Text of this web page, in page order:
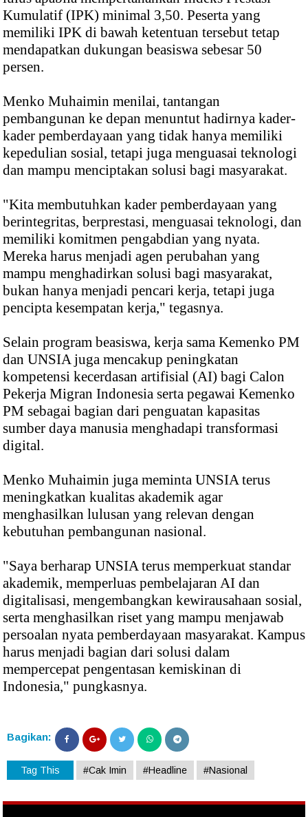
Kumulatif (IPK) minimal 3,50. Peserta yang
memiliki IPK di bawah ketentuan tersebut tetap
mendapatkan dukungan beasiswa sebesar 50
persen.
Menko Muhaimin menilai, tantangan
pembangunan ke depan menuntut hadirnya kader-
kader pemberdayaan yang tidak hanya memiliki
kepedulian sosial, tetapi juga menguasai teknologi
dan mampu menciptakan solusi bagi masyarakat.
"Kita membutuhkan kader pemberdayaan yang
berintegritas, berprestasi, menguasai teknologi, dan
memiliki komitmen pengabdian yang nyata.
Mereka harus menjadi agen perubahan yang
mampu menghadirkan solusi bagi masyarakat,
bukan hanya menjadi pencari kerja, tetapi juga
pencipta kesempatan kerja," tegasnya.
Selain program beasiswa, kerja sama Kemenko PM
dan UNSIA juga mencakup peningkatan
kompetensi kecerdasan artifisial (AI) bagi Calon
Pekerja Migran Indonesia serta pegawai Kemenko
PM sebagai bagian dari penguatan kapasitas
sumber daya manusia menghadapi transformasi
digital.
Menko Muhaimin juga meminta UNSIA terus
meningkatkan kualitas akademik agar
menghasilkan lulusan yang relevan dengan
kebutuhan pembangunan nasional.
"Saya berharap UNSIA terus memperkuat standar
akademik, memperluas pembelajaran AI dan
digitalisasi, mengembangkan kewirausahaan sosial,
serta menghasilkan riset yang mampu menjawab
persoalan nyata pemberdayaan masyarakat. Kampus
harus menjadi bagian dari solusi dalam
mempercepat pengentasan kemiskinan di
Indonesia," pungkasnya.
Bagikan:
Tag This #Cak Imin #Headline #Nasional